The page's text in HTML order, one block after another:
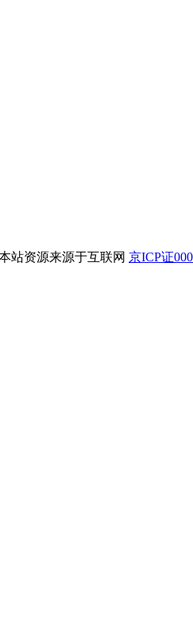
站资源来源于互联网 京ICP证